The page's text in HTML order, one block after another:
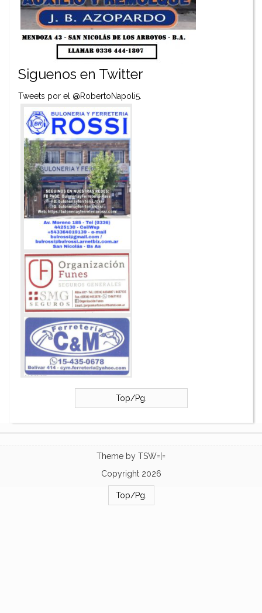
Siguenos en Twitter
Tweets por el @RobertoNapoli5.
Top/Pg.
Theme by TSW=|=
Copyright 2026
Top/Pg.